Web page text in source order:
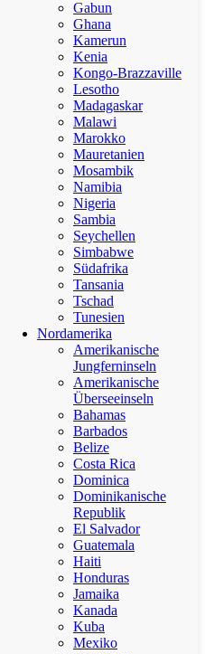
Gabun
Ghana
Kamerun
Kenia
Kongo-Brazzaville
Lesotho
Madagaskar
Malawi
Marokko
Mauretanien
Mosambik
Namibia
Nigeria
Sambia
Seychellen
Simbabwe
Südafrika
Tansania
Tschad
Tunesien
Nordamerika
Amerikanische
Jungferninseln
Amerikanische
Überseeinseln
Bahamas
Barbados
Belize
Costa Rica
Dominica
Dominikanische
Republik
El Salvador
Guatemala
Haiti
Honduras
Jamaika
Kanada
Kuba
Mexiko